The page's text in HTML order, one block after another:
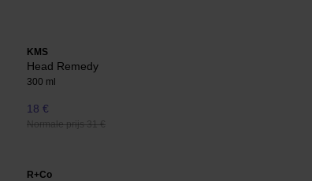
KMS
Head Remedy
300 ml
18 €
Normale prijs 31 €
R+Co